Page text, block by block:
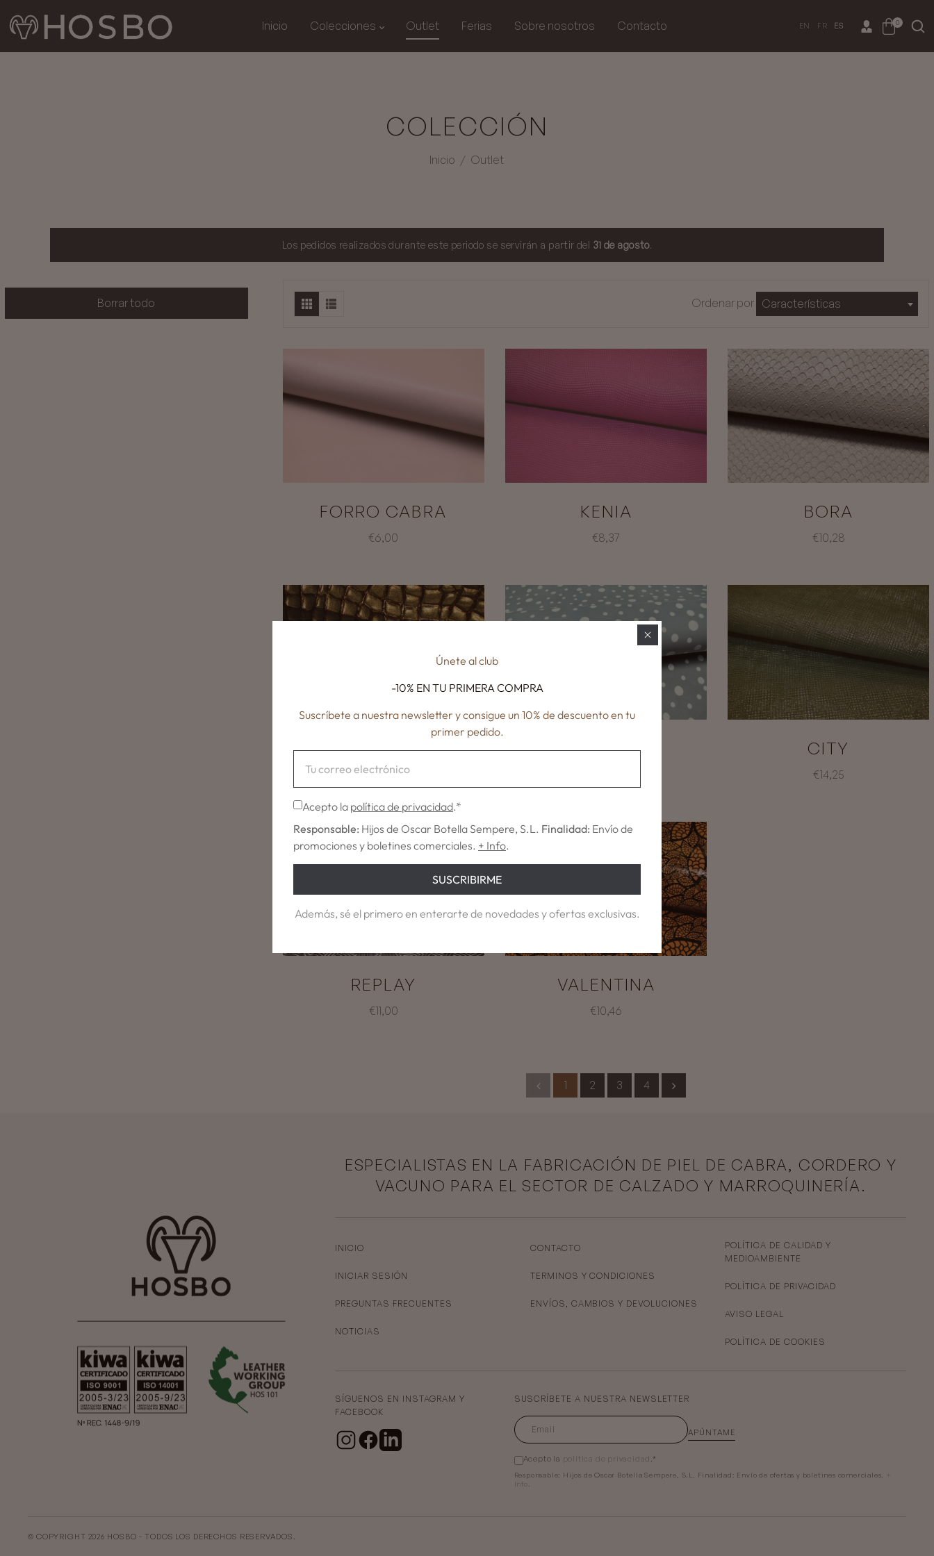
Inicio Colecciones Outlet Ferias Sobre nosotros Contacto EN FR ES 0
COLECCIÓN
Inicio / Outlet
Los pedidos realizados durante este periodo se servirán a partir del 31 de agosto.
Ordenar por Características
FORRO CABRA
€6,00
KENIA
€8,37
BORA
€10,28
NANCY
€12,78
METROPOLIS CITY
€14,25
REPLAY
€11,00
VALENTINA
€10,46
1 2 3 4
Borrar todo
ESPECIALISTAS EN LA FABRICACIÓN DE PIEL DE CABRA, CORDERO Y
VACUNO PARA EL SECTOR DE CALZADO Y MARROQUINERÍA.
INICIO
INICIAR SESIÓN
PREGUNTAS FRECUENTES
NOTICIAS
CONTACTO
TERMINOS Y CONDICIONES
ENVÍOS, CAMBIOS Y DEVOLUCIONES
POLÍTICA DE CALIDAD Y
MEDIOAMBIENTE
POLÍTICA DE PRIVACIDAD
AVISO LEGAL
POLÍTICA DE COOKIES
SÍGUENOS EN INSTAGRAM Y
FACEBOOK
SUSCRÍBETE A NUESTRA NEWSLETTER
APÚNTAME
Acepto la política de privacidad .*
Responsable: Hijos de Oscar Botella Sempere, S.L. Finalidad: Envío de ofertas y boletines comerciales.
+
Info
© COPYRIGHT 2026 HOSBO - TODOS LOS DERECHOS RESERVADOS.
Únete al club
-10% EN TU PRIMERA COMPRA
Suscríbete a nuestra newsletter y consigue un 10% de descuento en tu
primer pedido.
Acepto la política de privacidad.*
Responsable: Hijos de Oscar Botella Sempere, S.L. Finalidad: Envío de
promociones y boletines comerciales. + Info.
SUSCRIBIRME
Además, sé el primero en enterarte de novedades y ofertas exclusivas.